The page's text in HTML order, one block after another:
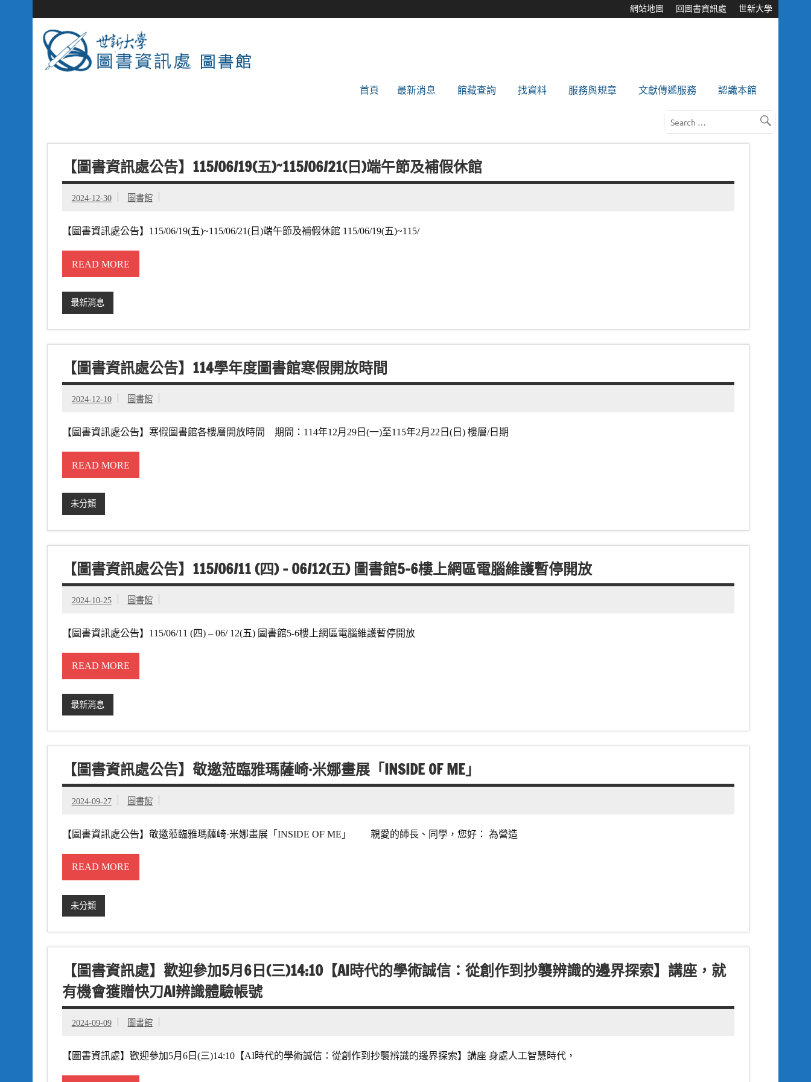
網站地圖 回圖書資訊處 世新大學
首頁 最新消息 館藏查詢 找資料 服務與規章 文獻傳遞服務 認識本館
【圖書資訊處公告】115/06/19(五)~115/06/21(日)端午節及補假休館
2024-12-30 圖書館
【圖書資訊處公告】115/06/19(五)~115/06/21(日)端午節及補假休館 115/06/19(五)~115/
READ MORE
最新消息
【圖書資訊處公告】114學年度圖書館寒假開放時間
2024-12-10 圖書館
【圖書資訊處公告】寒假圖書館各樓層開放時間 期間：114年12月29日(一)至115年2月22日(日) 樓層/日期
READ MORE
未分類
【圖書資訊處公告】115/06/11 (四) – 06/12(五) 圖書館5-6樓上網區電腦維護暫停開放
2024-10-25 圖書館
【圖書資訊處公告】115/06/11 (四) – 06/ 12(五) 圖書館5-6樓上網區電腦維護暫停開放
READ MORE
最新消息
【圖書資訊處公告】敬邀蒞臨雅瑪薩崎·米娜畫展「INSIDE OF ME」
2024-09-27 圖書館
【圖書資訊處公告】敬邀蒞臨雅瑪薩崎·米娜畫展「INSIDE OF ME」 親愛的師長、同學，您好： 為營造
READ MORE
未分類
【圖書資訊處】歡迎參加5月6日(三)14:10【AI時代的學術誠信：從創作到抄襲辨識的邊界探索】講座，就
有機會獲贈快刀AI辨識體驗帳號
2024-09-09 圖書館
【圖書資訊處】歡迎參加5月6日(三)14:10【AI時代的學術誠信：從創作到抄襲辨識的邊界探索】講座 身處人工智慧時代，